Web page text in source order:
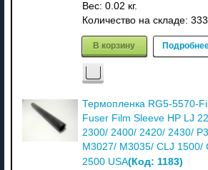
Вес: 0.02 кг.
Количество на складе: 333
В корзину
Термопленка RG5-5570-
Fuser Film Sleeve HP LJ
2300/ 2400/ 2420/ 2430/
M3027/ M3035/ CLJ 1500/
2500 USA(Код: 1183)